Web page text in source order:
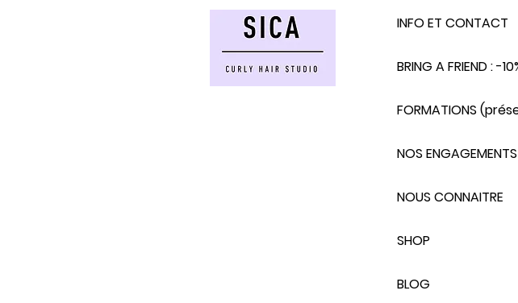
INFO ET CONTACT
BRING A FRIEND : -
FORMATIONS
NOS ENGAGEMENTS
NOUS CONNAITRE
SHOP
BLOG